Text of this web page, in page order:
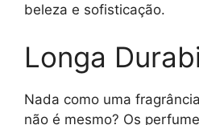
beleza e sofisticação.
Longa
Nada como uma
não é mesmo? Os